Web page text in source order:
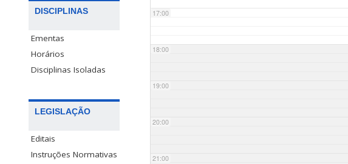
DISCIPLINAS
Ementas
Horários
Disciplinas Isoladas
LEGISLAÇÃO
Editais
Instruções Normativas
17:00
18:00
19:00
20:00
21:00